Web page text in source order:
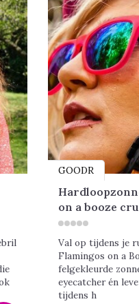
GOODR
on a booze
Val op tijdens je
Flamingos on a
felgekleurde
eyecatcher én
tijdens h